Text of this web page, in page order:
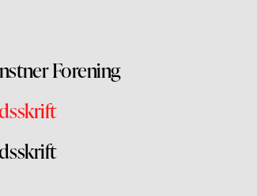
Forening